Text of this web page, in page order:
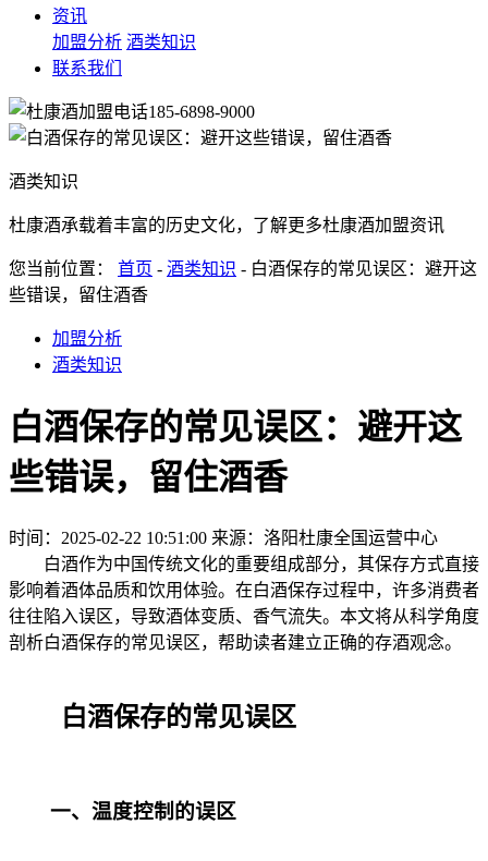
资讯
加盟分析 酒类知识
联系我们
185-6898-9000
酒类知识
杜康酒承载着丰富的历史文化，了解更多杜康酒加盟资讯
您当前位置： 首页 - 酒类知识 - 白酒保存的常见误区：避开这
些错误，留住酒香
加盟分析
酒类知识
白酒保存的常见误区：避开这
些错误，留住酒香
时间：2025-02-22 10:51:00 来源：洛阳杜康全国运营中心
白酒作为中国传统文化的重要组成部分，其保存方式直接
影响着酒体品质和饮用体验。在白酒保存过程中，许多消费者
往往陷入误区，导致酒体变质、香气流失。本文将从科学角度
剖析白酒保存的常见误区，帮助读者建立正确的存酒观念。
白酒保存的常见误区
一、温度控制的误区